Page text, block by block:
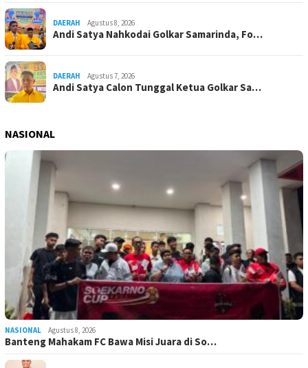
DAERAH Agustus 8, 2026
Andi Satya Nahkodai Golkar Samarinda, Fo…
DAERAH Agustus 7, 2026
Andi Satya Calon Tunggal Ketua Golkar Sa…
NASIONAL
NASIONAL Agustus 8, 2026
Banteng Mahakam FC Bawa Misi Juara di So…